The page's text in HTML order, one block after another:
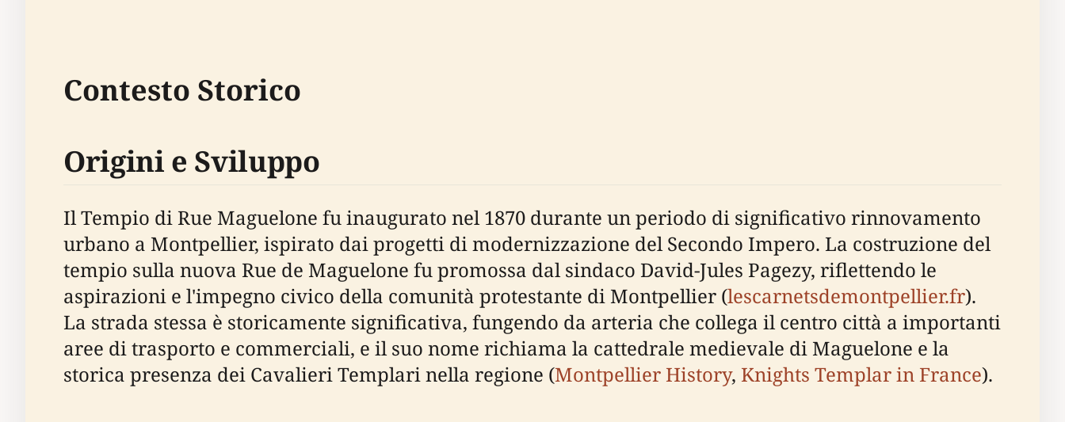
Contesto Storico
Origini e Sviluppo
Il Tempio di Rue Maguelone fu inaugurato nel 1870 durante un periodo di significativo rinnovamento
urbano a Montpellier, ispirato dai progetti di modernizzazione del Secondo Impero. La costruzione del
tempio sulla nuova Rue de Maguelone fu promossa dal sindaco David-Jules Pagezy, riflettendo le
aspirazioni e l'impegno civico della comunità protestante di Montpellier (lescarnetsdemontpellier.fr).
La strada stessa è storicamente significativa, fungendo da arteria che collega il centro città a importanti
aree di trasporto e commerciali, e il suo nome richiama la cattedrale medievale di Maguelone e la
storica presenza dei Cavalieri Templari nella regione (Montpellier History, Knights Templar in France).